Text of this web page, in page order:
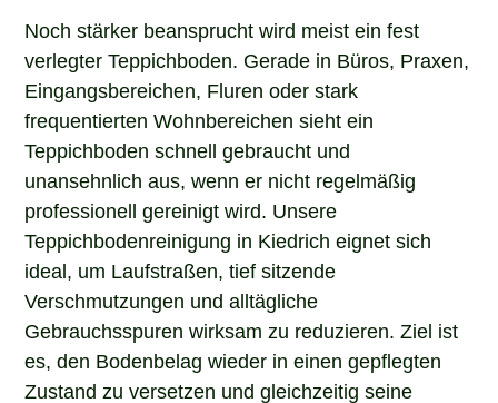
Noch stärker beansprucht wird meist ein fest
verlegter Teppichboden. Gerade in Büros, Praxen,
Eingangsbereichen, Fluren oder stark
frequentierten Wohnbereichen sieht ein
Teppichboden schnell gebraucht und
unansehnlich aus, wenn er nicht regelmäßig
professionell gereinigt wird. Unsere
Teppichbodenreinigung in Kiedrich eignet sich
ideal, um Laufstraßen, tief sitzende
Verschmutzungen und alltägliche
Gebrauchsspuren wirksam zu reduzieren. Ziel ist
es, den Bodenbelag wieder in einen gepflegten
Zustand zu versetzen und gleichzeitig seine